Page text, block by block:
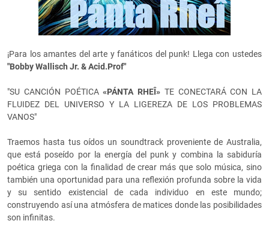
¡Para los amantes del arte y fanáticos del punk! Llega con ustedes
"Bobby Wallisch Jr. & Acid.Prof"
"SU CANCIÓN POÉTICA«PÁNTA RHEÎ» TE CONECTARÁ CON LA
FLUIDEZ DEL UNIVERSO Y LA LIGEREZA DE LOS PROBLEMAS
VANOS"
Traemos hasta tus oídos un soundtrack proveniente de Australia,
que está poseído por la energía del punk y combina la sabiduría
poética griega con la finalidad de crear más que solo música, sino
también una oportunidad para una reflexión profunda sobre la vida
y su sentido existencial de cada individuo en este mundo;
construyendo así una atmósfera de matices donde las posibilidades
son infinitas.